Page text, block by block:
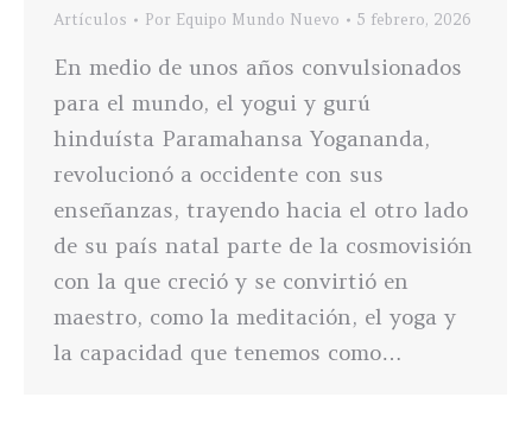
Artículos Por Equipo Mundo Nuevo 5 febrero, 2026
En medio de unos años convulsionados
para el mundo, el yogui y gurú
hinduísta Paramahansa Yogananda,
revolucionó a occidente con sus
enseñanzas, trayendo hacia el otro lado
de su país natal parte de la cosmovisión
con la que creció y se convirtió en
maestro, como la meditación, el yoga y
la capacidad que tenemos como…